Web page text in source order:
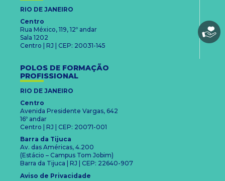
RIO DE JANEIRO
Centro
Rua México, 119, 12º andar
Sala 1202
Centro | RJ | CEP: 20031-145
POLOS DE FORMAÇÃO
PROFISSIONAL
RIO DE JANEIRO
Centro
Avenida Presidente Vargas, 642
16º andar
Centro | RJ | CEP: 20071-001
Barra da Tijuca
Av. das Américas, 4.200
(Estácio – Campus Tom Jobim)
Barra da Tijuca | RJ | CEP: 22640-907
Aviso de Privacidade